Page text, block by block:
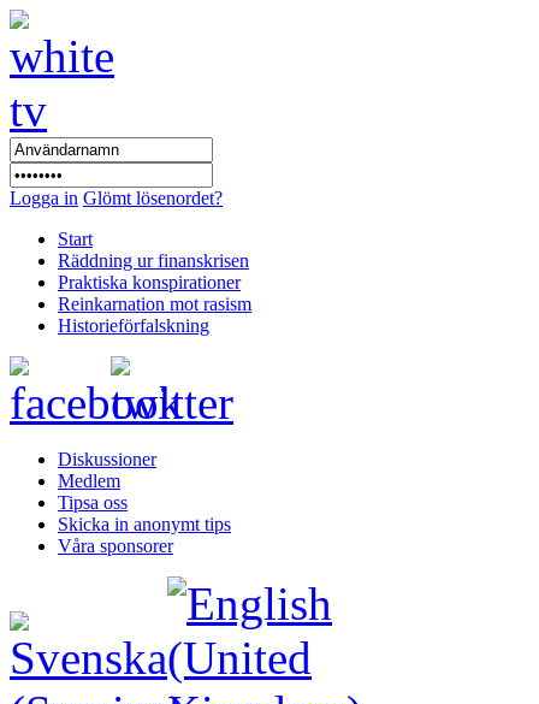
Logga in Glömt lösenordet?
Start
Räddning ur finanskrisen
Praktiska konspirationer
Reinkarnation mot rasism
Historieförfalskning
Diskussioner
Medlem
Tipsa oss
Skicka in anonymt tips
Våra sponsorer